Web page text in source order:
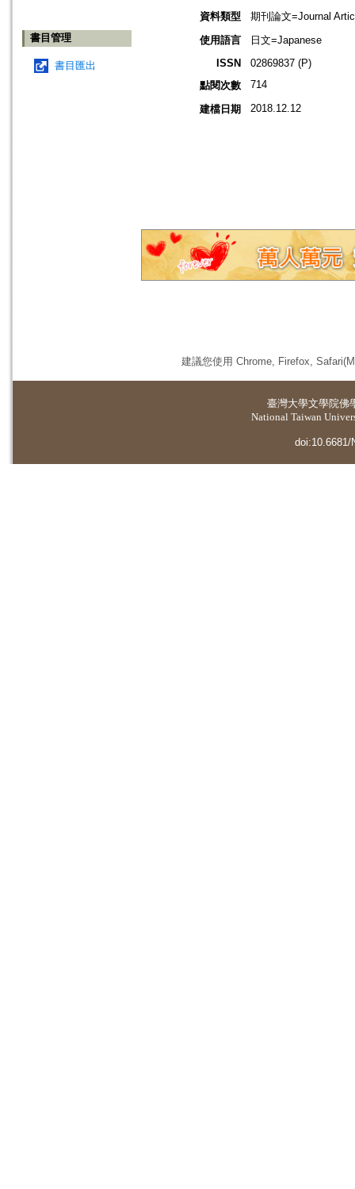
書目管理
書目匯出
資料類型
期刊論文=Journal
使用語言
日文=Japanese
ISSN
02869837 (P)
點閱次數
714
建檔日期 2018.12.12
建議您使用 Chrome, Firefox,
臺灣大學文學院佛
National Taiwan
doi:10.6681/